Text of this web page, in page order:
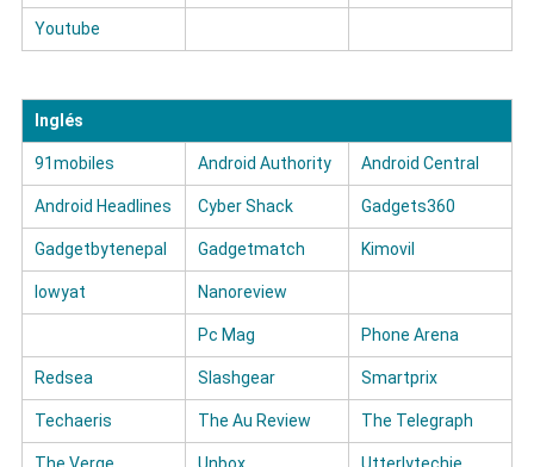
Youtube
Inglés
91mobiles Android Authority Android Central
Android Headlines Cyber Shack Gadgets360
Gadgetbytenepal Gadgetmatch Kimovil
lowyat Nanoreview
Pc Mag Phone Arena
Redsea Slashgear Smartprix
Techaeris The Au Review The Telegraph
The Verge Unbox Utterlytechie